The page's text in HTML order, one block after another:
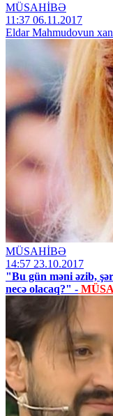
MÜSAHİBƏ
11:37 06.11.2017
Eldar Mahmudovun
MÜSAHİBƏ
14:57 23.10.2017
"Bu gün məni əzib,
necə olacaq?" -